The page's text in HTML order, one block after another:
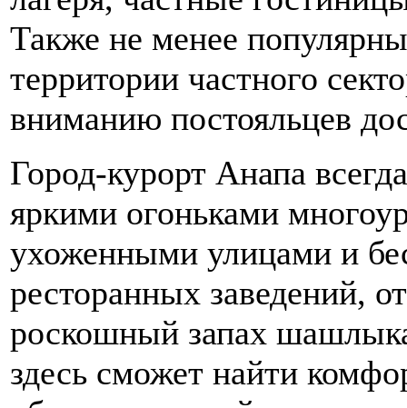
Также не менее
территории частного
вниманию постояльцев
Город-курорт Анапа
яркими огоньками
ухоженными улицами и
ресторанных заведений,
роскошный запах
здесь сможет найти